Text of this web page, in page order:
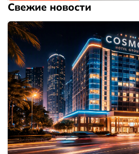
Свежие новости